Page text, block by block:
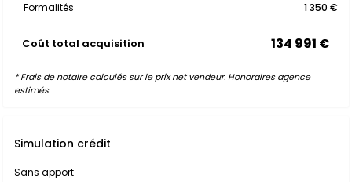
Formalités
1 350 €
Coût total acquisition 134 991 €
* Frais de notaire calculés sur le prix net vendeur. Honoraires agence
estimés.
Simulation crédit
Sans apport